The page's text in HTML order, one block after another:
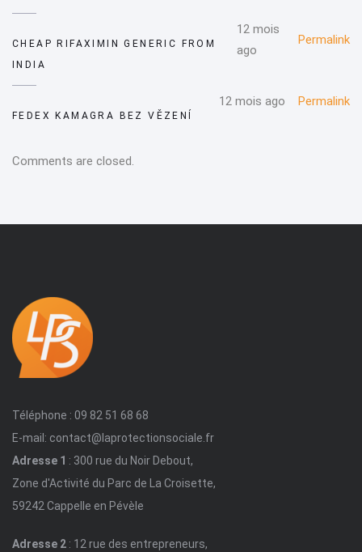
CHEAP RIFAXIMIN GENERIC FROM
INDIA
12 mois
ago
Permalink
FEDEX KAMAGRA BEZ VĚZENÍ
12 mois ago Permalink
Comments are closed.
Téléphone : 09 82 51 68 68
E-mail: contact@laprotectionsociale.fr
Adresse 1 : 300 rue du Noir Debout,
Zone d'Activité du Parc de La Croisette,
59242 Cappelle en Pévèle
Adresse 2 : 12 rue des entrepreneurs,